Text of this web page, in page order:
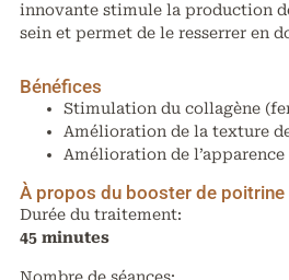
innovante stimule la production
sein et permet de le resserrer en
Bénéfices
Stimulation du collagène
Amélioration de la texture
Amélioration de l’apparence
À propos du booster de poitrine
Durée du traitement:
45 minutes
Nombre de séances: